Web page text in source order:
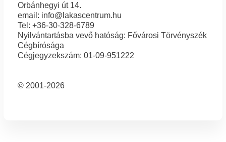
Orbánhegyi út 14.
email: info@lakascentrum.hu
Tel: +36-30-328-6789
Nyilvántartásba vevő hatóság: Fővárosi Törvényszék
Cégbírósága
Cégjegyzekszám: 01-09-951222
© 2001-2026